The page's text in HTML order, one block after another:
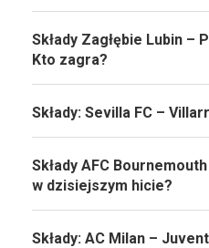
Składy Zagłębie Lubin –
Kto zagra?
Składy: Sevilla FC –
Składy AFC
w dzisiejszym hicie?
Składy: AC Milan –